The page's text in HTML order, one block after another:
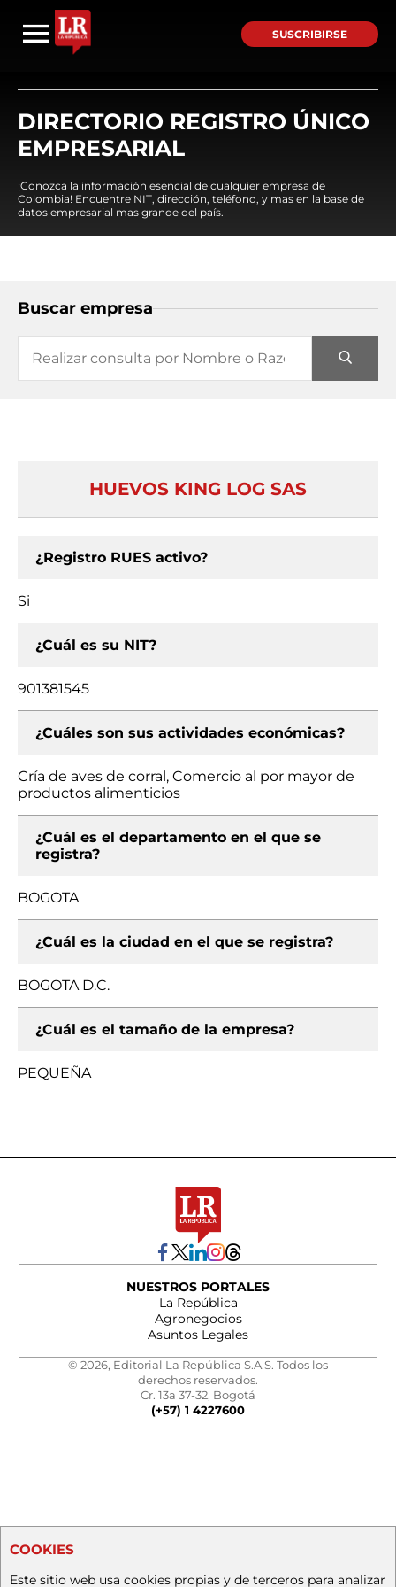
SUSCRIBIRSE
DIRECTORIO REGISTRO ÚNICO
EMPRESARIAL
¡Conozca la información esencial de cualquier empresa de
Colombia! Encuentre NIT, dirección, teléfono, y mas en la base de
datos empresarial mas grande del país.
Buscar empresa
HUEVOS KING LOG SAS
¿Registro RUES activo?
Si
¿Cuál es su NIT?
901381545
¿Cuáles son sus actividades económicas?
Cría de aves de corral, Comercio al por mayor de
productos alimenticios
¿Cuál es el departamento en el que se
registra?
BOGOTA
¿Cuál es la ciudad en el que se registra?
BOGOTA D.C.
¿Cuál es el tamaño de la empresa?
PEQUEÑA
NUESTROS PORTALES
La República
Agronegocios
Asuntos Legales
© 2026, Editorial La República S.A.S. Todos los
derechos reservados.
Cr. 13a 37-32, Bogotá
(+57) 1 4227600
COOKIES
Este sitio web usa cookies propias y de terceros para analizar